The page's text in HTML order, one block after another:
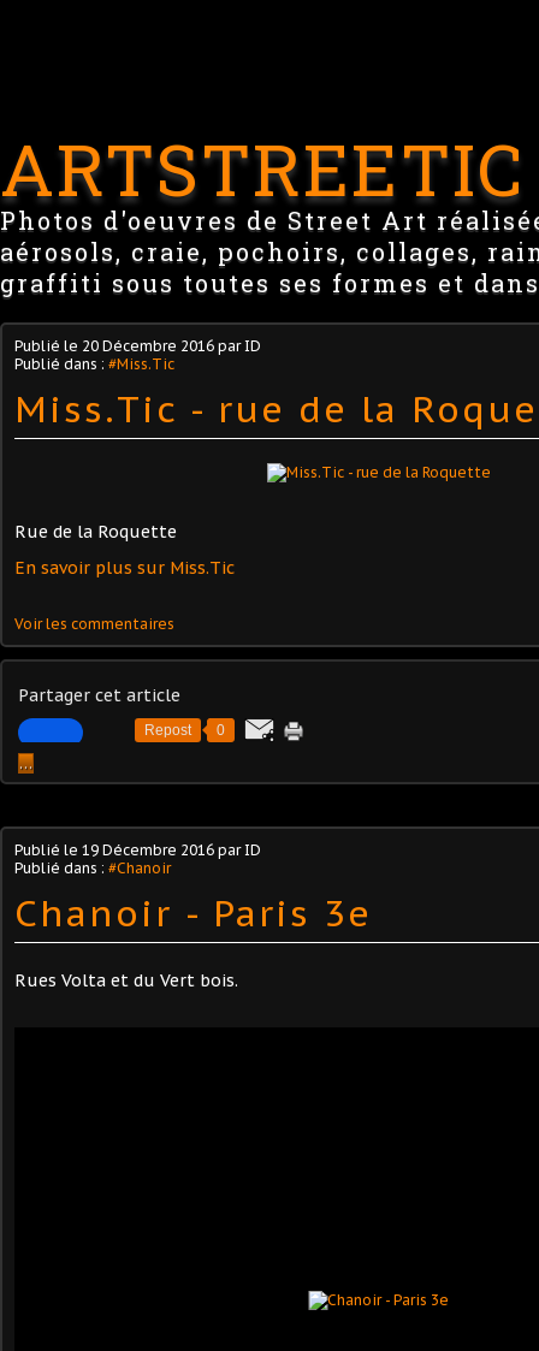
ARTSTREETIC
Photos d'oeuvres de Street Art
aérosols, craie, pochoirs, collages,
graffiti sous toutes ses formes et
Publié le 20 Décembre 2016 par ID
Publié dans : #Miss.Tic
Miss.Tic - rue de la
Rue de la Roquette
En savoir plus sur Miss.Tic
Voir les commentaires
Partager cet article
Repost 0
…
Publié le 19 Décembre 2016 par ID
Publié dans : #Chanoir
Chanoir - Paris 3e
Rues Volta et du Vert bois.